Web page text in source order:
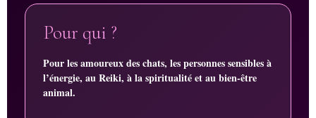
Pour qui ?
Pour les amoureux des chats, les personnes sensibles à
l’énergie, au Reiki, à la spiritualité et au bien-être
animal.